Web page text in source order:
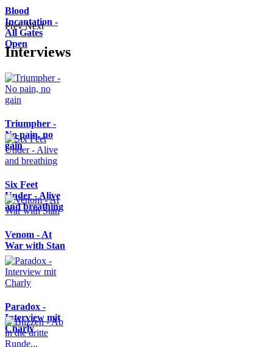
Blood
Incantation -
All Gates
Open
Prev Next
Interviews
Triumpher -
No pain, no
gain
Six Feet
Under - Alive
and breathing
Venom - At
War with Stan
Paradox -
Interview mit
Charly